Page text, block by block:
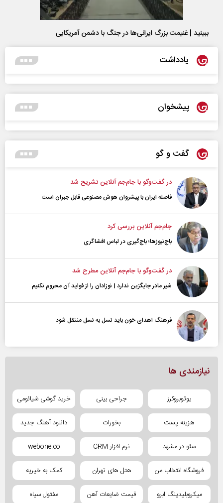
ببینید | غنیمت بزرگ ایرانی‌ها در جنگ با دشمن آمریکایی
یادداشت
پیشخوان
گفت و گو
در گفت‌و‌گو با جام‌جم آنلاین تشریح شد
فاصله ایران با پیشرو‌ان هوش مصنوعی قابل جبران است
جام‌جم آنلاین بررسی کرد
باج‌نیوزها؛ باج‌گیری در لباس افشاگری
در گفت‌و‌گو با جام‌جم آنلاین مطرح شد
شیر مادر جایگزین ندارد | نوزادان را از فواید آن محروم نکنیم
فرهنگ اهدای خون باید نسل به نسل منتقل شود
نیازمندی ها
یوتوبروکرز جراحی بینی خرید گوشی شیائومی
هزینه پست بخورات دانلود آهنگ جدید
سئو در مشهد نرم افزار CRM webone.co
فروشگاه انتخاب من هتل های تهران کمک به خیریه
میکروبلیدینگ ابرو قیمت ضایعات آهن مفتول سیاه